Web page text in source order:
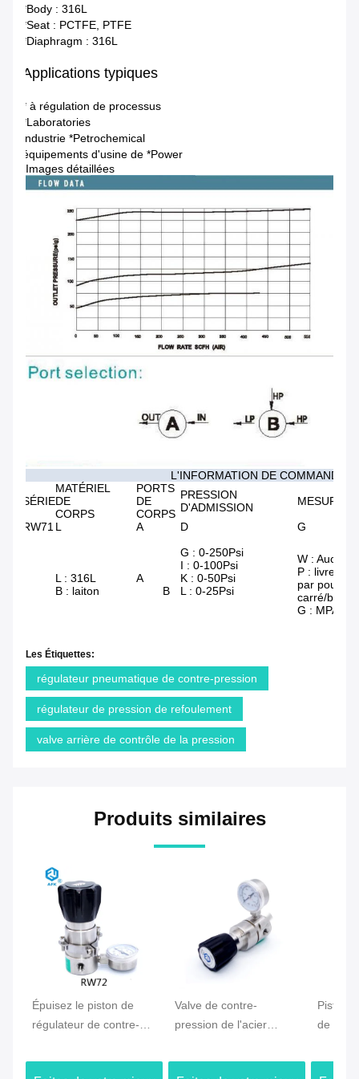
*Body : 316L
*Seat : PCTFE, PTFE
*Diaphragm : 316L
Applications typiques
* à régulation de processus
*Laboratories
industrie *Petrochemical
équipements d'usine de *Power
Images détaillées
L'INFORMATION DE COMMANDE
SÉRIE
MATÉRIEL
DE
CORPS
PORTS
DE
CORPS
PRESSION
D'ADMISSION
MESURES
RW71 L A D G
L : 316L
B : laiton
A
B
G : 0-250Psi
I : 0-100Psi
K : 0-50Psi
L : 0-25Psi
W : Aucun
P : livre
par pouce
carré/barre
G : MPA
Les Étiquettes:
régulateur pneumatique de contre-pression
régulateur de pression de refoulement
valve arrière de contrôle de la pression
Produits similaires
Épuisez le piston de
régulateur de contre-
sentie cc/sec du taux
Valve de contre-
pression de l'acier
régulateur de pression
Piston
de